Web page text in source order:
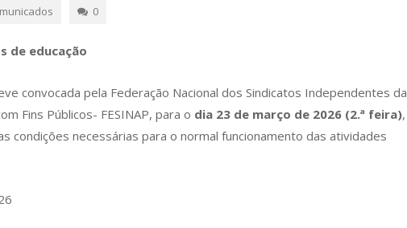
0
de educação
convocada pela Federação Nacional dos Sindicatos Independentes da
Fins Públicos- FESINAP, para o dia 23 de março de 2026 (2.ª feira),
condições necessárias para o normal funcionamento das atividades